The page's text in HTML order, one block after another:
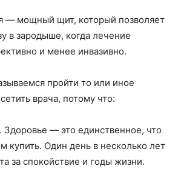
— мощный щит, который позволяет
в зародыше, когда лечение
и менее инвазивно.
пройти то или иное
врача, потому что:
— это единственное, что
купить. Один день в несколько лет
за спокойствие и годы жизни.